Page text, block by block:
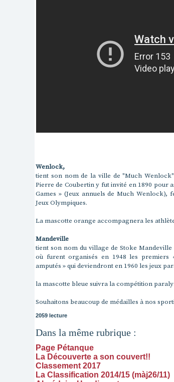
Wenlock,
tient son nom de la ville de "Much
Pierre de Coubertin y fut invité en 1890 pour
Games » (Jeux annuels de Much Wenlock),
Jeux Olympiques.
La mascotte orange accompagnera les
Mandeville
tient son nom du village de Stoke
où furent organisés en 1948 les premiers
amputés » qui deviendront en 1960 les jeux
la mascotte bleue suivra la compétition
Souhaitons beaucoup de médailles à nos
2059 lecture
Dans la même rubrique :
Page Pétanque
La Découverte a son couvert!!
Classement 2017
La Classification 2014/15 (màj26/11)